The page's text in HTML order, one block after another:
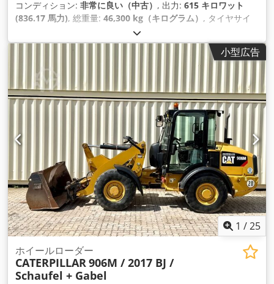
コンディション: 非常に良い（中古） , 出力: 615 キロワット
(836.17 馬力), 総重量: 46,300 kg（キログラム） , タイヤサイ
90 パーセント
働時間:7,819 h, 装備:エアコン,
小型広告
1 /25
ホイールローダー
CATERPILLAR906M / 2017 BJ /
Schaufel + Gabel